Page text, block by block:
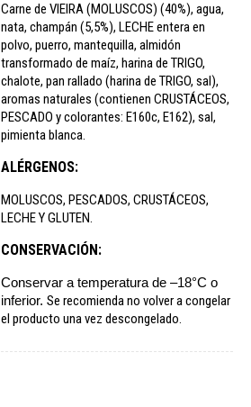
Carne de VIEIRA (MOLUSCOS) (40%), agua,
nata, champán (5,5%), LECHE entera en
polvo, puerro, mantequilla, almidón
transformado de maíz, harina de TRIGO,
chalote, pan rallado (harina de TRIGO, sal),
aromas naturales (contienen CRUSTÁCEOS,
PESCADO y colorantes: E160c, E162), sal,
pimienta blanca.
ALÉRGENOS:
MOLUSCOS, PESCADOS, CRUSTÁCEOS,
LECHE Y GLUTEN.
CONSERVACIÓN:
Conservar a temperatura de –18°C o
inferior. Se recomienda no volver a congelar
el producto una vez descongelado.